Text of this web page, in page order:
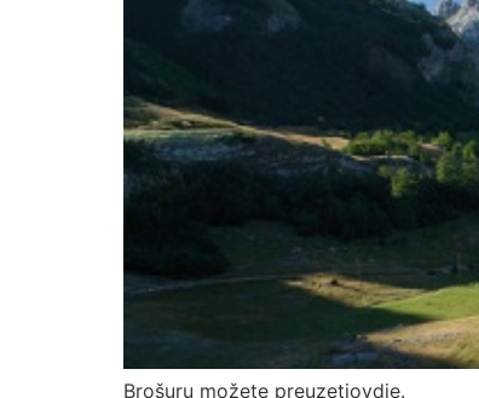
Brošuru možete preuzetiovdje.